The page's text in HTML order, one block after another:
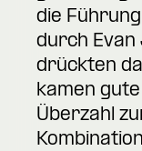
die
durch Evan
drückten
kamen
Überzahl